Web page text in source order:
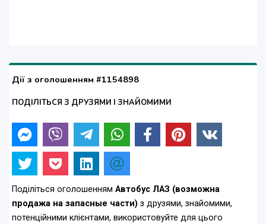
Дії з оголошенням #1154898
ПОДІЛІТЬСЯ З ДРУЗЯМИ І ЗНАЙОМИМИ
Поділіться оголошенням Автобус ЛАЗ (возможна
продажа на запасные части) з друзями, знайомими,
потенційними клієнтами, використовуйте для цього